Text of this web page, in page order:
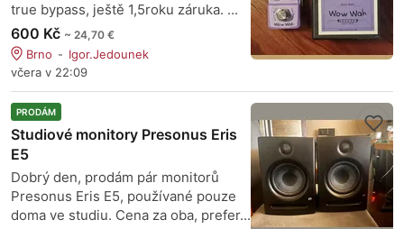
true bypass, ještě 1,5roku záruka. ...
600 Kč ~ 24,70 €
Brno
Igor.Jedounek
včera v 22:09
PRODÁM
Studiové monitory Presonus Eris
E5
Dobrý den, prodám pár monitorů
Presonus Eris E5, používané pouze
doma ve studiu. Cena za oba, prefer...